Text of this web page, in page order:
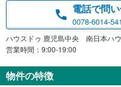
電話で問
0078-6014-
ハウスドゥ 鹿児島中央 南日本ハ
営業時間：9:00-19:00
物件の特徴